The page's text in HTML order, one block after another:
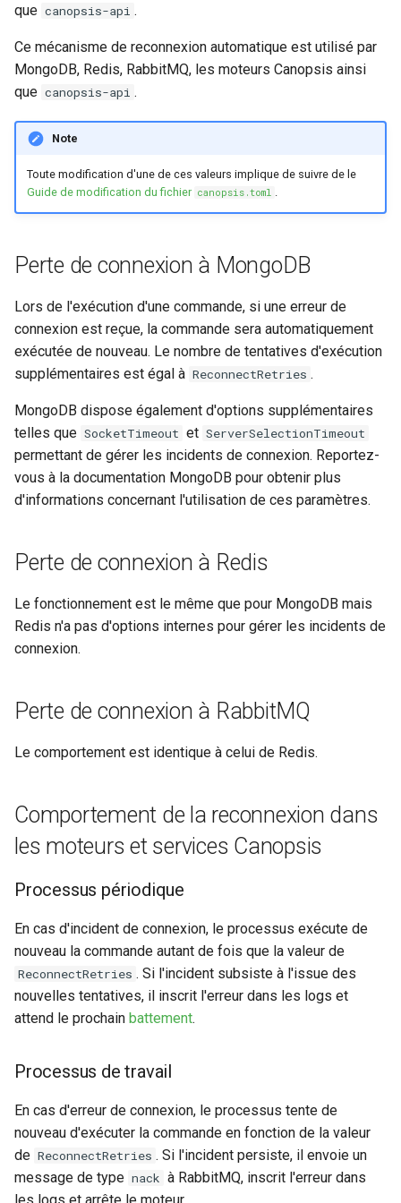
c
h
e
suivant
Listes de lecture
Modèles de commentaires
Modèles de widget
Notifications
Calcul d'état et de sévérité
Stockage de données
Rôles
Studio Templates
que canopsis-api .
Ce mécanisme de reconnexion automatique est utilisé par
MongoDB, Redis, RabbitMQ, les moteurs Canopsis ainsi
que canopsis-api .
Note
Toute modification d'une de ces valeurs implique de suivre de le
Guide de modification du fichier canopsis.toml .
Perte de connexion à MongoDB
Lors de l'exécution d'une commande, si une erreur de
connexion est reçue, la commande sera automatiquement
exécutée de nouveau. Le nombre de tentatives d'exécution
supplémentaires est égal à ReconnectRetries .
MongoDB dispose également d'options supplémentaires
telles que SocketTimeout et ServerSelectionTimeout
permettant de gérer les incidents de connexion. Reportez-
vous à la documentation MongoDB pour obtenir plus
d'informations concernant l'utilisation de ces paramètres.
Perte de connexion à Redis
Le fonctionnement est le même que pour MongoDB mais
Redis n'a pas d'options internes pour gérer les incidents de
connexion.
Perte de connexion à RabbitMQ
Le comportement est identique à celui de Redis.
Comportement de la reconnexion dans
les moteurs et services Canopsis
Processus périodique
En cas d'incident de connexion, le processus exécute de
nouveau la commande autant de fois que la valeur de
ReconnectRetries . Si l'incident subsiste à l'issue des
nouvelles tentatives, il inscrit l'erreur dans les logs et
attend le prochain battement.
Processus de travail
En cas d'erreur de connexion, le processus tente de
nouveau d'exécuter la commande en fonction de la valeur
de ReconnectRetries . Si l'incident persiste, il envoie un
message de type nack à RabbitMQ, inscrit l'erreur dans